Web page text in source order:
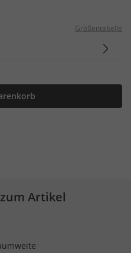
Größentabelle
Artikel